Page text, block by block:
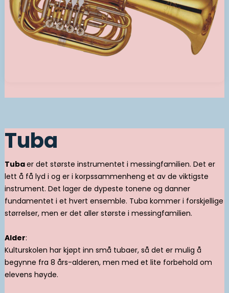
Tuba
Tubaer det største instrumentet i messingfamilien. Det er
lett å få lyd i og er i korpssammenheng et av de viktigste
instrument. Det lager de dypeste tonene og danner
fundamentet i et hvert ensemble. Tuba kommer i forskjellige
størrelser, men er det aller største i messingfamilien.
Alder:
Kulturskolen har kjøpt inn små tubaer, så det er mulig å
begynne fra 8 års-alderen, men med et lite forbehold om
elevens høyde.